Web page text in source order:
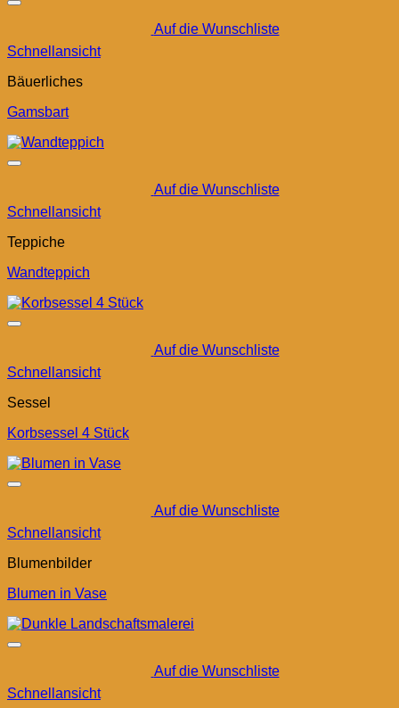
Auf die Wunschliste
Schnellansicht
Bäuerliches
Gamsbart
Auf die Wunschliste
Schnellansicht
Teppiche
Wandteppich
Auf die Wunschliste
Schnellansicht
Sessel
Korbsessel 4 Stück
Auf die Wunschliste
Schnellansicht
Blumenbilder
Blumen in Vase
Auf die Wunschliste
Schnellansicht